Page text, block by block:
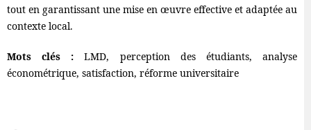
tout en garantissant une mise en œuvre effective et adaptée au
contexte local.
Mots clés :LMD, perception des étudiants, analyse
économétrique, satisfaction, réforme universitaire